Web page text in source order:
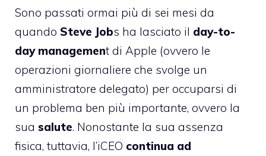
Sono passati ormai più di sei mesi da
quando Steve Jobs ha lasciato il day-to-
day management di Apple (ovvero le
operazioni giornaliere che svolge un
amministratore delegato) per occuparsi di
un problema ben più importante, ovvero la
sua salute. Nonostante la sua assenza
fisica, tuttavia, l’iCEO continua ad